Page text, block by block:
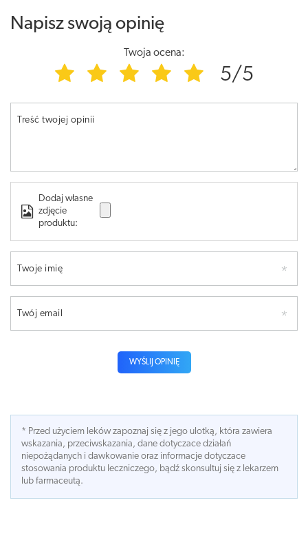
Napisz swoją opinię
Twoja ocena:
5/5
Treść twojej opinii
Dodaj własne
zdjęcie
produktu:
Twoje imię
Twój email
WYŚLIJ OPINIĘ
* Przed użyciem leków zapoznaj się z jego ulotką, która zawiera
wskazania, przeciwskazania, dane dotyczace działań
niepożądanych i dawkowanie oraz informacje dotyczace
stosowania produktu leczniczego, bądź skonsultuj się z lekarzem
lub farmaceutą.